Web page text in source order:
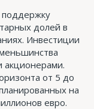
поддержку
долей в
Инвестиции
от 5 до
на
евро.